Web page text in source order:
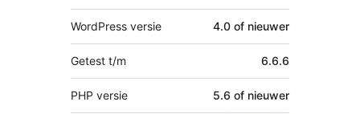
WordPress versie 4.0 of nieuwer
Getest t/m 6.6.6
PHP versie 5.6 of nieuwer